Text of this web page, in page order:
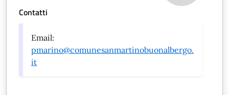
Contatti
Email:
pmarino@comunesanmartinobuonalbergo.
it